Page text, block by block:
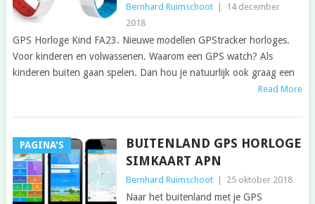
Bernhard Ruimschoot
14 december
2018
GPS Horloge Kind FA23. Nieuwe modellen GPStracker horloges.
Voor kinderen en volwassenen. Waarom een GPS watch? Als
kinderen buiten gaan spelen. Dan hou je natuurlijk ook graag een
Read More
PAGINA'S
BUITENLAND GPS HORLOGE
SIMKAART APN
Bernhard Ruimschoot 25 oktober 2018
Naar het buitenland met je GPS